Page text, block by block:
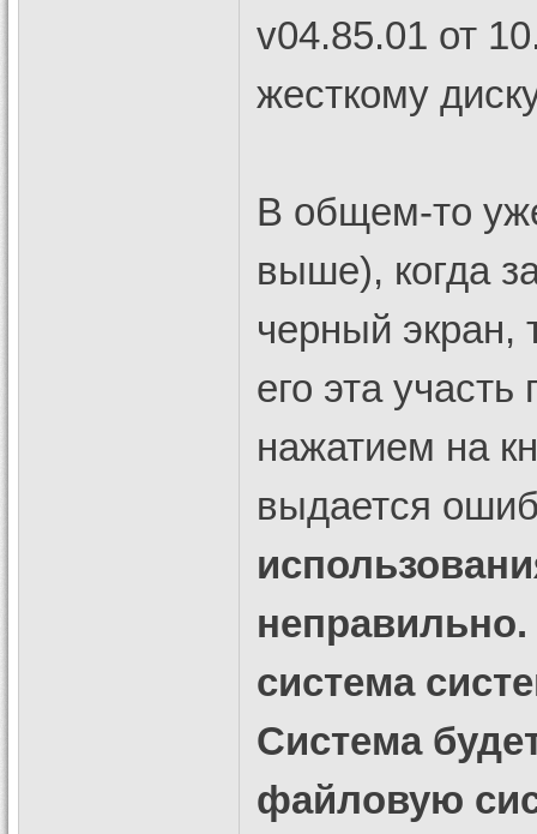
v04.85.01 от
жесткому
В общем-то
выше), когда
черный экран,
его эта
нажатием на
выдается
система
Система
файловую